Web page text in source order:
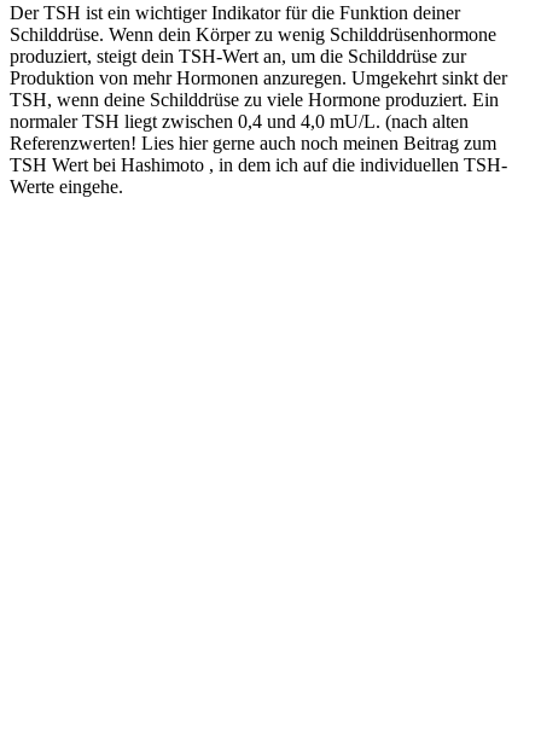
Der TSH ist ein wichtiger Indikator für die Funktion deiner
Schilddrüse. Wenn dein Körper zu wenig Schilddrüsenhormone
produziert, steigt dein TSH-Wert an, um die Schilddrüse zur
Produktion von mehr Hormonen anzuregen. Umgekehrt sinkt der
TSH, wenn deine Schilddrüse zu viele Hormone produziert. Ein
normaler TSH liegt zwischen 0,4 und 4,0 mU/L. (nach alten
Referenzwerten! Lies hier gerne auch noch meinen Beitrag zum
TSH Wert bei Hashimoto , in dem ich auf die individuellen TSH-
Werte eingehe.